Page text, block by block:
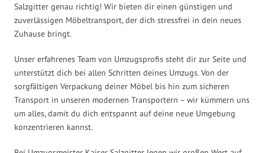
Salzgitter genau richtig! Wir bieten dir einen günstigen und
zuverlässigen Möbeltransport, der dich stressfrei in dein neues
Zuhause bringt.
Unser erfahrenes Team von Umzugsprofis steht dir zur Seite und
unterstützt dich bei allen Schritten deines Umzugs. Von der
sorgfältigen Verpackung deiner Möbel bis hin zum sicheren
Transport in unseren modernen Transportern – wir kümmern uns
um alles, damit du dich entspannt auf deine neue Umgebung
konzentrieren kannst.